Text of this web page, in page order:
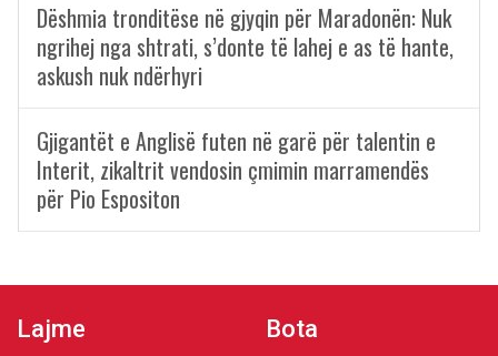
Dëshmia tronditëse në gjyqin për Maradonën: Nuk
ngrihej nga shtrati, s’donte të lahej e as të hante,
askush nuk ndërhyri
Gjigantët e Anglisë futen në garë për talentin e
Interit, zikaltrit vendosin çmimin marramendës
për Pio Espositon
Lajme Bota